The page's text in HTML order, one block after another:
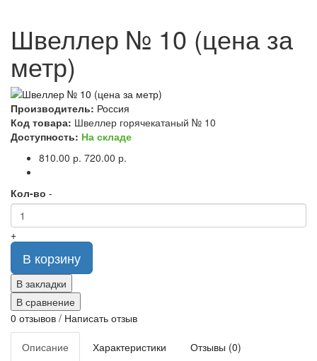
Швеллер № 10 (цена за
метр)
Производитель: Россия
Код товара: Швеллер горячекатаный № 10
Доступность: На складе
810.00 р. 720.00 р.
Кол-во -
+
В корзину
В закладки
В сравнение
0 отзывов / Написать отзыв
Описание Характеристики Отзывы (0)